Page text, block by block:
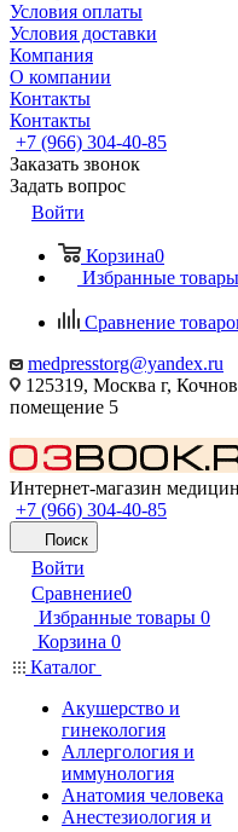
Условия оплаты
Условия доставки
Компания
О компании
Контакты
Контакты
+7 (966) 304-40-85
Заказать звонок
Задать вопрос
Войти
Корзина0
Избранные товары
Сравнение
medpresstorg@yandex.ru
125319, Москва г,
помещение 5
Интернет-магазин
+7 (966) 304-40-85
Поиск
Войти
Сравнение0
Избранные товары 0
Корзина 0
Каталог
Акушерство и
гинекология
Аллергология и
иммунология
Анатомия человека
Анестезиология и